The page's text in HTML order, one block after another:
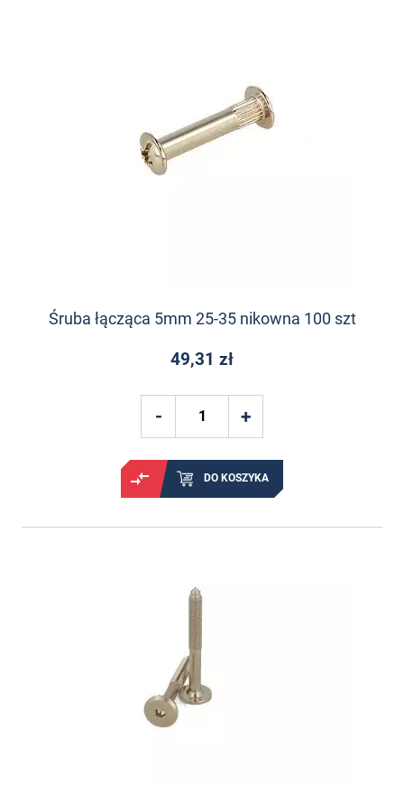
Śruba łącząca 5mm 25-35 nikowna 100 szt
49,31 zł
DO KOSZYKA